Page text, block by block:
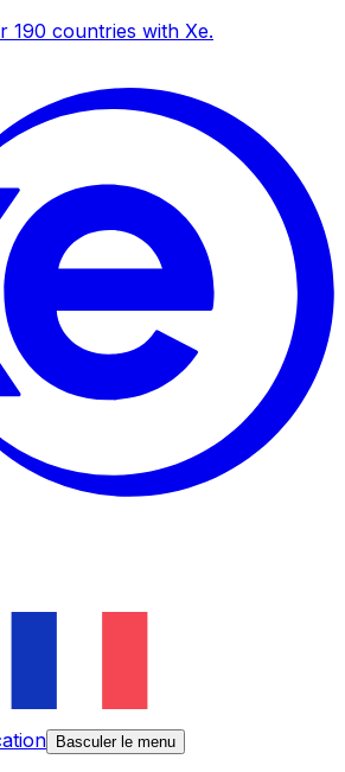
190 countries with Xe.
Basculer le menu